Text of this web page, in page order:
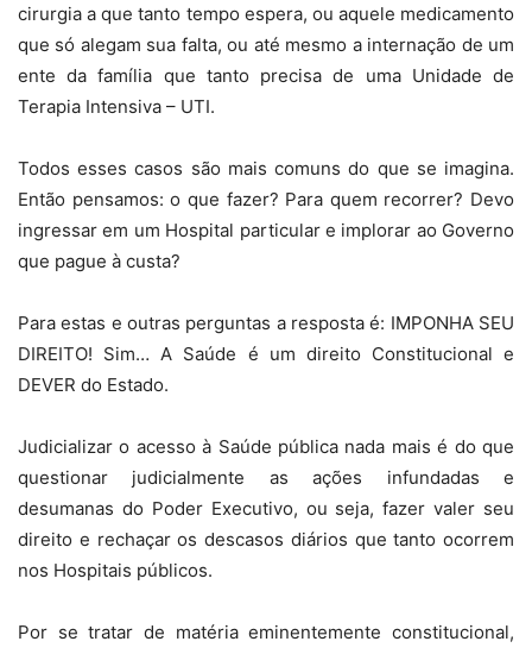
cirurgia a que tanto tempo espera, ou aquele medicamento
que só alegam sua falta, ou até mesmo a internação de um
ente da família que tanto precisa de uma Unidade de
Terapia Intensiva – UTI.
Todos esses casos são mais comuns do que se imagina.
Então pensamos: o que fazer? Para quem recorrer? Devo
ingressar em um Hospital particular e implorar ao Governo
que pague à custa?
Para estas e outras perguntas a resposta é: IMPONHA SEU
DIREITO! Sim… A Saúde é um direito Constitucional e
DEVER do Estado.
Judicializar o acesso à Saúde pública nada mais é do que
questionar judicialmente as ações infundadas e
desumanas do Poder Executivo, ou seja, fazer valer seu
direito e rechaçar os descasos diários que tanto ocorrem
nos Hospitais públicos.
Por se tratar de matéria eminentemente constitucional,